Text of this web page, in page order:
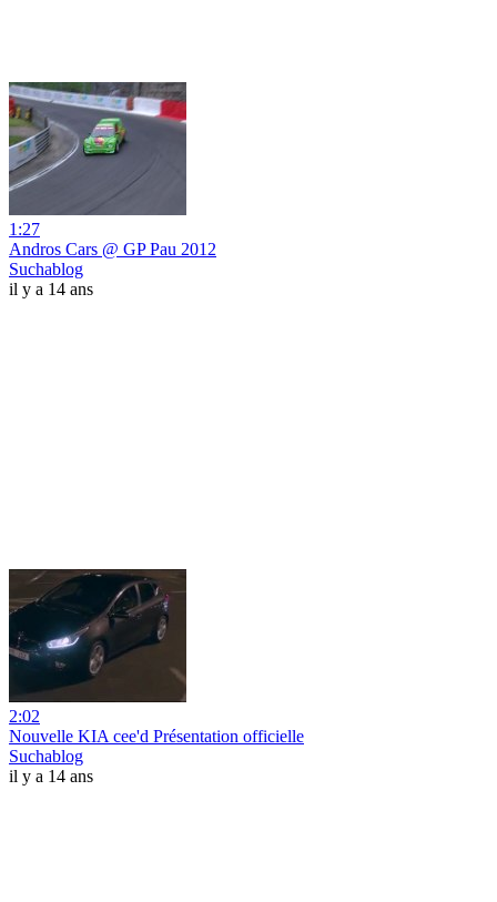
1:27
Andros Cars @ GP Pau 2012
Suchablog
il y a 14 ans
2:02
Nouvelle KIA cee'd Présentation officielle
Suchablog
il y a 14 ans